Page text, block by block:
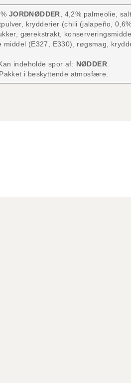
JORDNØDDER , 4,2% palmeolie,
krydderier (chili (jalapeño,
gærekstrakt,
middel (E327, E330), røgsmag,
indeholde spor af: NØDDER
Pakket i beskyttende atmosfære.